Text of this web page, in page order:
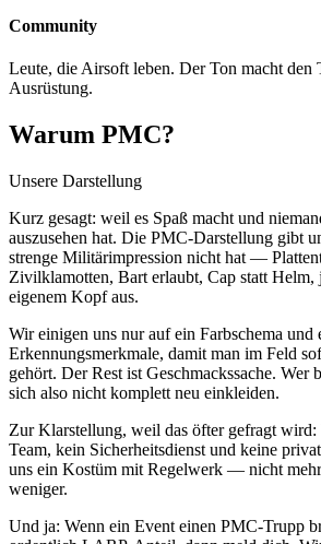
Community
Leute, die Airsoft leben. Der Ton macht den
Ausrüstung.
Warum PMC?
Unsere Darstellung
Kurz gesagt: weil es Spaß macht und
auszusehen hat. Die PMC-Darstellung gibt
strenge Militärimpression nicht hat —
Zivilklamotten, Bart erlaubt, Cap statt Helm,
eigenem Kopf aus.
Wir einigen uns nur auf ein Farbschema und
Erkennungsmerkmale, damit man im Feld
gehört. Der Rest ist Geschmackssache. Wer
sich also nicht komplett neu einkleiden.
Zur Klarstellung, weil das öfter gefragt
Team, kein Sicherheitsdienst und keine
uns ein Kostüm mit Regelwerk — nicht
weniger.
Und ja: Wenn ein Event einen PMC-Trupp